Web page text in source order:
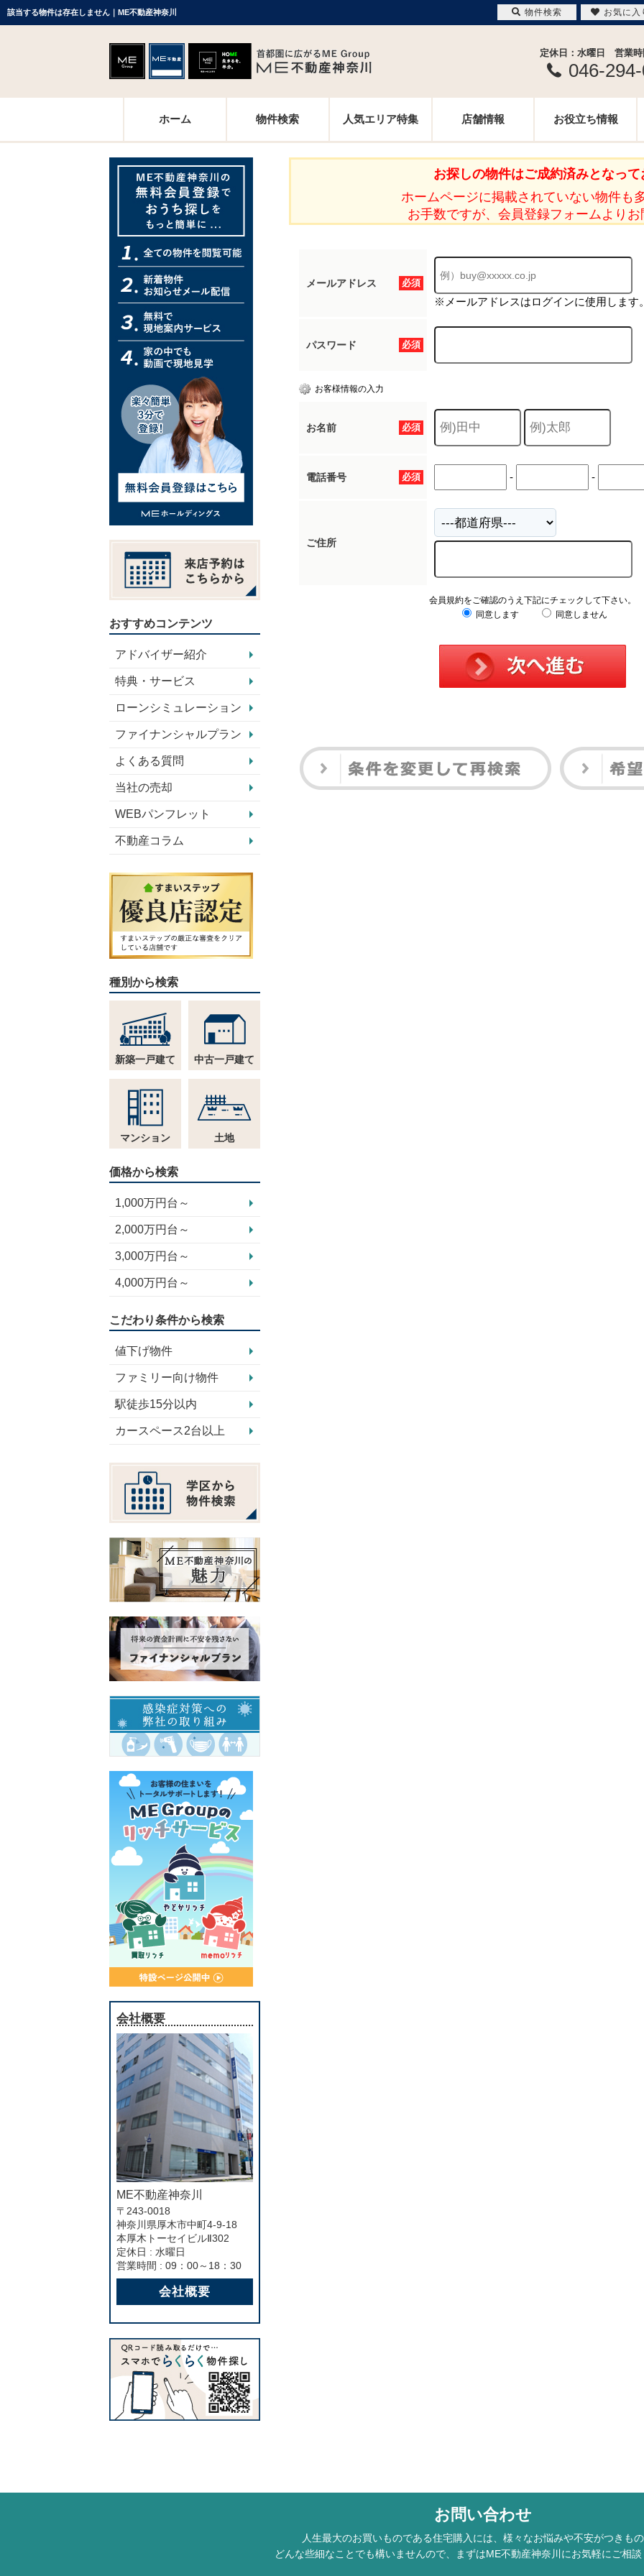
該当する物件は存在しません｜ME不動産神奈川
定休日：水曜日 営業
046-
ホーム 物件検索 人気エリア特集 店舗情報 お役立ち情報
お探しの物件はご成約済みとなって
ホームページに掲載されていない物件も
お手数ですが、会員登録フォームよりお
必須
メールアドレス
※メールアドレスはログインに使用します。
必須
パスワード
お客様情報の入力
必須
お名前
必須
電話番号 - -
ご住所
会員規約をご確認のうえ下記にチェックして下さい。
同意します
同意しません
おすすめコンテンツ
アドバイザー紹介
特典・サービス
ローンシミュレーション
ファイナンシャルプラン
よくある質問
当社の売却
WEBパンフレット
不動産コラム
種別から検索
新築一戸建て 中古一戸建て
マンション 土地
価格から検索
1,000万円台～
2,000万円台～
3,000万円台～
4,000万円台～
こだわり条件から検索
値下げ物件
ファミリー向け物件
駅徒歩15分以内
カースペース2台以上
会社概要
ME不動産神奈川
〒243-0018
神奈川県厚木市中町4-9-18
本厚木トーセイビルⅡ302
定休日 : 水曜日
営業時間 : 09：00～18：30
会社概要
お問い合わせ
人生最大のお買いものである住宅購入には、様々なお悩みや不安がつきも
どんな些細なことでも構いませんので、まずはME不動産神奈川にお気軽にご相談
物件検索 お気に入